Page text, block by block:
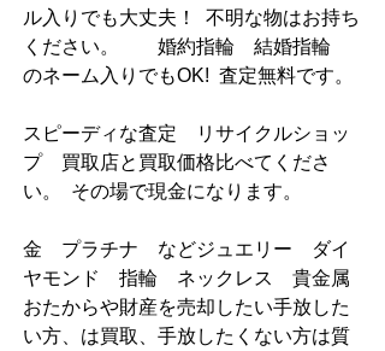
ル入りでも大丈夫！  不明な物はお持ち
ください。        婚約指輪　結婚指輪
のネーム入りでもOK!  査定無料です。
スピーディな査定　リサイクルショッ
プ　買取店と買取価格比べてくださ
い。  その場で現金になります。
金　プラチナ　などジュエリー　ダイ
ヤモンド　指輪　ネックレス    貴金属
おたからや財産を売却したい手放した
い方、は買取、手放したくない方は質